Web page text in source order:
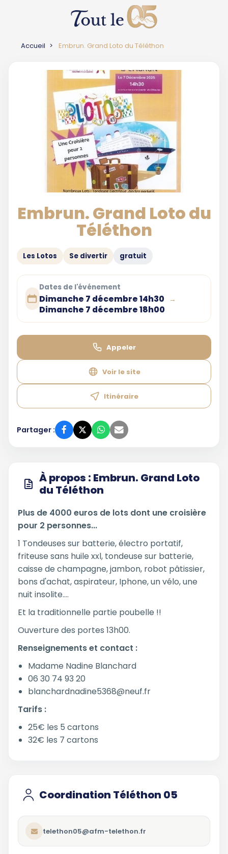
Accueil Embrun. Grand Loto du Téléthon
Embrun. Grand Loto du
Téléthon
Les Lotos Se divertir gratuit
Dates de l'événement
Dimanche 7 décembre 14h30 →
Dimanche 7 décembre 18h00
Appeler
Voir le site
Itinéraire
Partager :
À propos : Embrun. Grand Loto
du Téléthon
Plus de 4000 euros de lots dont une croisière
pour 2 personnes...
1 Tondeuses sur batterie, électro portatif,
friteuse sans huile xxl, tondeuse sur batterie,
caisse de champagne, jambon, robot pâtissier,
bons d'achat, aspirateur, Iphone, un vélo, une
nuit insolite....
Et la traditionnelle partie poubelle !!
Ouverture des portes 13h00.
Renseignements et contact :
Madame Nadine Blanchard
06 30 74 93 20
blanchardnadine5368@neuf.fr
Tarifs :
25€ les 5 cartons
32€ les 7 cartons
Coordination Téléthon 05
telethon05@afm-telethon.fr